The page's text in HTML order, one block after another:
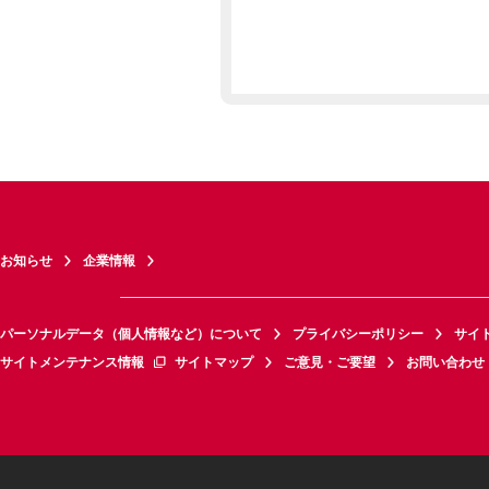
お知らせ 企業情報
パーソナルデータ（個人情報など）について プライバシーポリシー
サイ
サイトメンテナンス情報
サイトマップ ご意見・ご要望 お問い合わせ